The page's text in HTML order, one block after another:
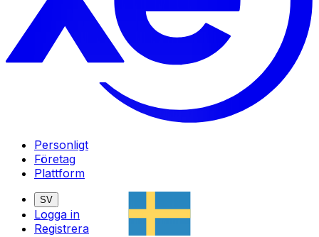
Personligt
Företag
Plattform
SV
Logga in
Registrera